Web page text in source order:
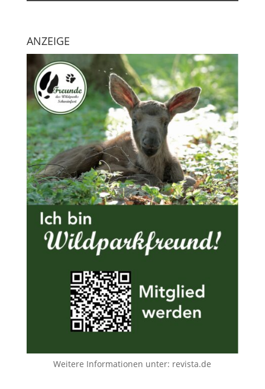
ANZEIGE
Weitere Informationen unter: revista.de